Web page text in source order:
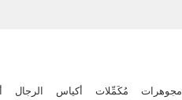
مجوهرات مُكَمِّلات أكياس الرجال